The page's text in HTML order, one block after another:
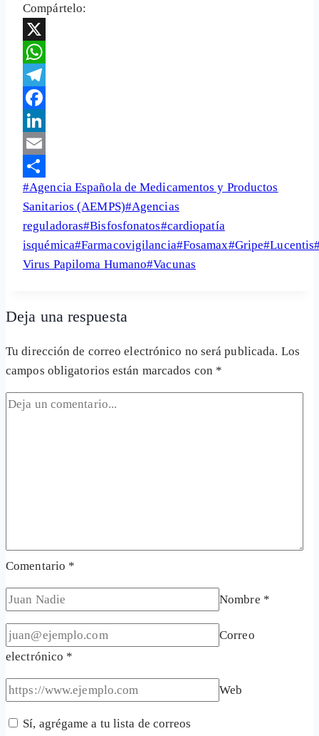
Compártelo:
X
WhatsApp
Telegram
Facebook
LinkedIn
Email
Share
Etiquetas
de
la
entrada:
#Agencia Española de Medicamentos y Productos
Sanitarios (AEMPS)#Agencias
reguladoras#Bisfosfonatos#cardiopatía
isquémica#Farmacovigilancia#Fosamax#Gripe#Lucentis
Virus Papiloma Humano#Vacunas
Deja una respuesta
Tu dirección de correo electrónico no será publicada. Los
campos obligatorios están marcados con *
Comentario *
Nombre *
Correo
electrónico *
Web
Sí, agrégame a tu lista de correos